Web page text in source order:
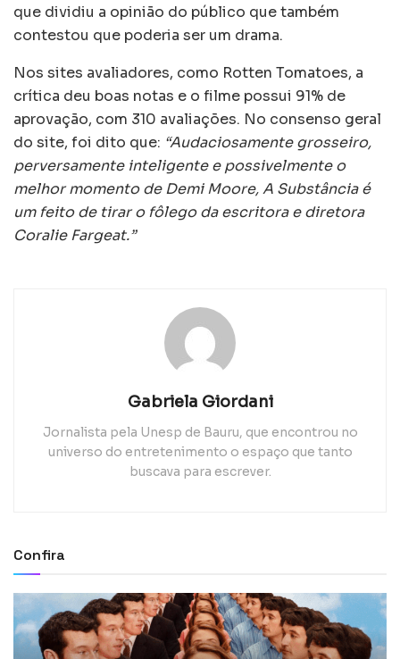
que dividiu a opinião do público que também
contestou que poderia ser um drama.
Nos sites avaliadores, como Rotten Tomatoes, a
crítica deu boas notas e o filme possui 91% de
aprovação, com 310 avaliações. No consenso geral
do site, foi dito que: “Audaciosamente grosseiro,
perversamente inteligente e possivelmente o
melhor momento de Demi Moore, A Substância é
um feito de tirar o fôlego da escritora e diretora
Coralie Fargeat.”
Gabriela Giordani
Jornalista pela Unesp de Bauru, que encontrou no
universo do entretenimento o espaço que tanto
buscava para escrever.
Confira